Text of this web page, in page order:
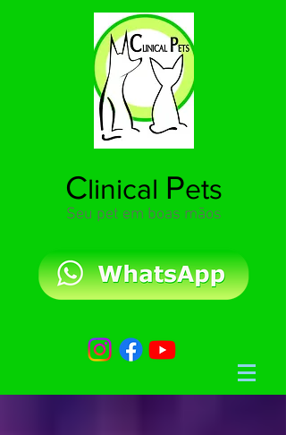
Clinical Pets
Seu pet em boas mãos